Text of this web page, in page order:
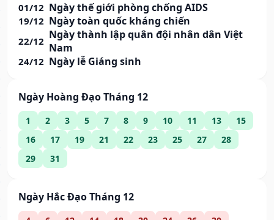
01/12 Ngày thế giới phòng chống AIDS
19/12 Ngày toàn quốc kháng chiến
22/12 Ngày thành lập quân đội nhân dân Việt
Nam
24/12 Ngày lễ Giáng sinh
Ngày Hoàng Đạo Tháng 12
1 2 3 5 7 8 9 10 11 13
15
16
17 19 21 22 23 25 27
28
29
31
Ngày Hắc Đạo Tháng 12